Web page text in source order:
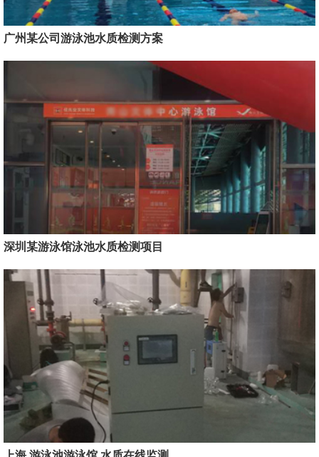
广州某公司游泳池水质检测方案
深圳某游泳馆泳池水质检测项目